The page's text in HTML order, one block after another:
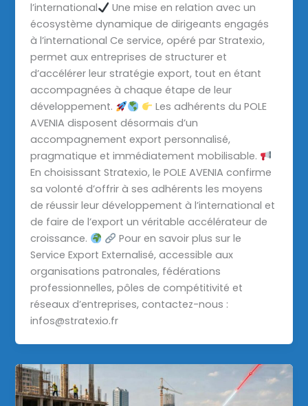
l’international
Une mise en relation avec un
écosystème dynamique de dirigeants engagés
à l’international Ce service, opéré par Stratexio,
permet aux entreprises de structurer et
d’accélérer leur stratégie export, tout en étant
accompagnées à chaque étape de leur
développement.
Les adhérents du POLE
AVENIA disposent désormais d’un
accompagnement export personnalisé,
pragmatique et immédiatement mobilisable.
En choisissant Stratexio, le POLE AVENIA confirme
sa volonté d’offrir à ses adhérents les moyens
de réussir leur développement à l’international et
de faire de l’export un véritable accélérateur de
croissance.
Pour en savoir plus sur le
Service Export Externalisé, accessible aux
organisations patronales, fédérations
professionnelles, pôles de compétitivité et
réseaux d’entreprises, contactez-nous :
infos@stratexio.fr